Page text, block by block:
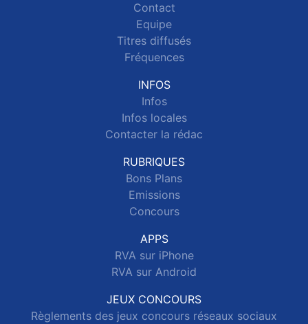
Contact
Equipe
Titres diffusés
Fréquences
INFOS
Infos
Infos locales
Contacter la rédac
RUBRIQUES
Bons Plans
Emissions
Concours
APPS
RVA sur iPhone
RVA sur Android
JEUX CONCOURS
Règlements des jeux concours réseaux sociaux